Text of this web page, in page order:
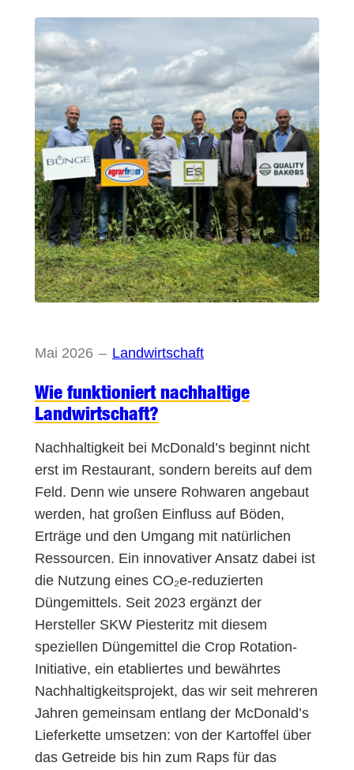
Mai 2026 – Landwirtschaft
Wie funktioniert nachhaltige
Landwirtschaft?
Nachhaltigkeit bei McDonald’s beginnt nicht
erst im Restaurant, sondern bereits auf dem
Feld. Denn wie unsere Rohwaren angebaut
werden, hat großen Einfluss auf Böden,
Erträge und den Umgang mit natürlichen
Ressourcen. Ein innovativer Ansatz dabei ist
die Nutzung eines CO₂e-reduzierten
Düngemittels. Seit 2023 ergänzt der
Hersteller SKW Piesteritz mit diesem
speziellen Düngemittel die Crop Rotation-
Initiative, ein etabliertes und bewährtes
Nachhaltigkeitsprojekt, das wir seit mehreren
Jahren gemeinsam entlang der McDonald’s
Lieferkette umsetzen: von der Kartoffel über
das Getreide bis hin zum Raps für das